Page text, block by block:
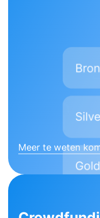
Meer te weten